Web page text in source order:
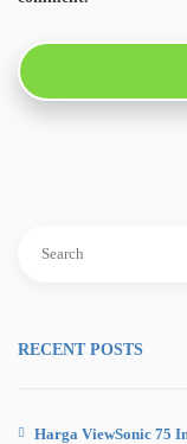
RECENT POSTS
Harga ViewSonic 75